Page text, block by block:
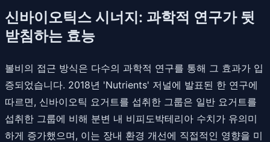
신바이오틱스 시너지: 과학적 연구가 뒷
받침하는 효능
볼비의 접근 방식은 다수의 과학적 연구를 통해 그 효과가 입
증되었습니다. 2018년 'Nutrients' 저널에 발표된 한 연구에
따르면, 신바이오틱 요거트를 섭취한 그룹은 일반 요거트를
섭취한 그룹에 비해 분변 내 비피도박테리아 수치가 유의미
하게 증가했으며, 이는 장내 환경 개선에 직접적인 영향을 미